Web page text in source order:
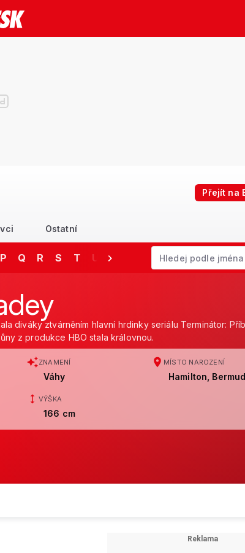
Přejít na
Ostatní
P Q R S T U V Y Z
Začněte psát jméno.
diváky ztvárněním hlavní hrdinky seriálu Terminátor:
z produkce HBO stala královnou.
ZNAMENÍ
Váhy
MÍSTO NAROZENÍ
Hamilton,
VÝŠKA
166 cm